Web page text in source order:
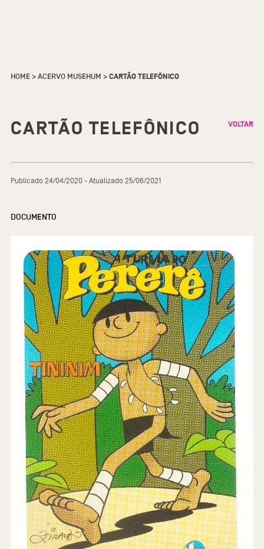
HOME>ACERVO MUSEHUM >CARTÃO TELEFÔNICO
CARTÃO TELEFÔNICO VOLTAR
Publicado 24/04/2020 - Atualizado 25/06/2021
DOCUMENTO